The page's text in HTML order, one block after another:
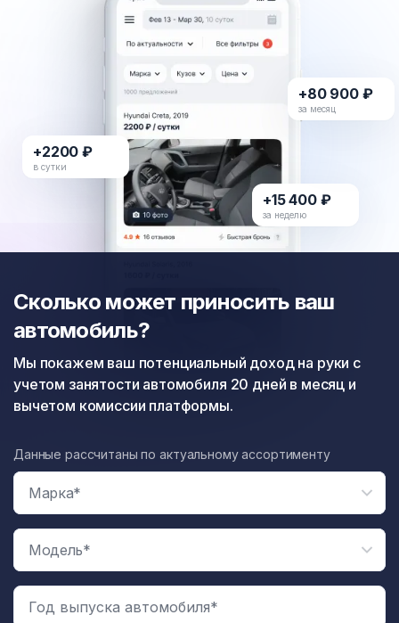
+2200 ₽
в сутки
+15 400 ₽
за неделю
+80 900 ₽
за месяц
Сколько может приносить ваш
автомобиль?
Мы покажем ваш потенциальный доход на руки с
учетом занятости автомобиля 20 дней в месяц и
вычетом комиссии платформы.
Год выпуска автомобиля*
Данные рассчитаны по актуальному ассортименту